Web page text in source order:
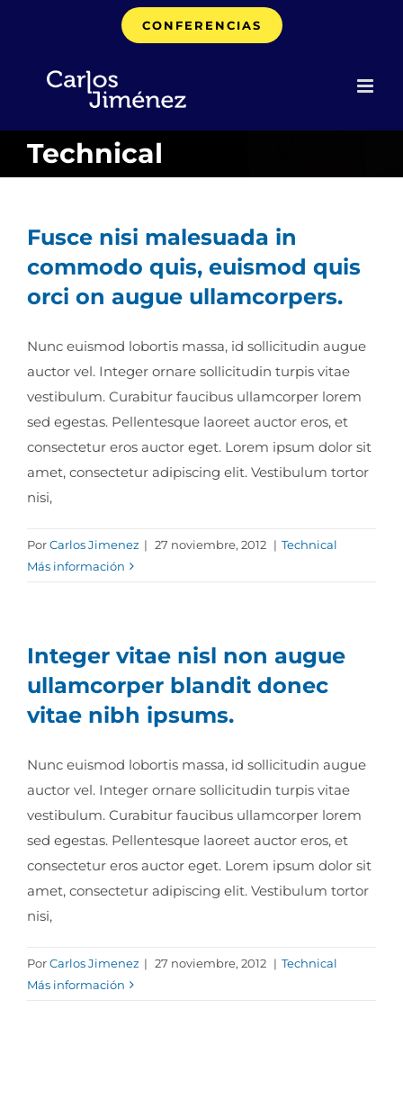
CONFERENCIAS
Technical
Fusce nisi malesuada in
commodo quis, euismod quis
orci on augue ullamcorpers.
Nunc euismod lobortis massa, id sollicitudin augue
auctor vel. Integer ornare sollicitudin turpis vitae
vestibulum. Curabitur faucibus ullamcorper lorem
sed egestas. Pellentesque laoreet auctor eros, et
consectetur eros auctor eget. Lorem ipsum dolor sit
amet, consectetur adipiscing elit. Vestibulum tortor
nisi,
PorCarlos Jimenez | 27 noviembre, 2012 | Technical
Más información
Integer vitae nisl non augue
ullamcorper blandit donec
vitae nibh ipsums.
Nunc euismod lobortis massa, id sollicitudin augue
auctor vel. Integer ornare sollicitudin turpis vitae
vestibulum. Curabitur faucibus ullamcorper lorem
sed egestas. Pellentesque laoreet auctor eros, et
consectetur eros auctor eget. Lorem ipsum dolor sit
amet, consectetur adipiscing elit. Vestibulum tortor
nisi,
PorCarlos Jimenez | 27 noviembre, 2012 | Technical
Más información